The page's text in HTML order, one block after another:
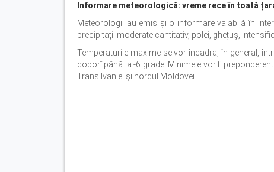
Informare meteorologică: vreme rece în toată
Meteorologii au emis și o informare valabilă în
precipitații moderate cantitativ, polei, ghețuș,
Temperaturile maxime se vor încadra, în general,
coborî până la -6 grade. Minimele vor fi
Transilvaniei și nordul Moldovei.